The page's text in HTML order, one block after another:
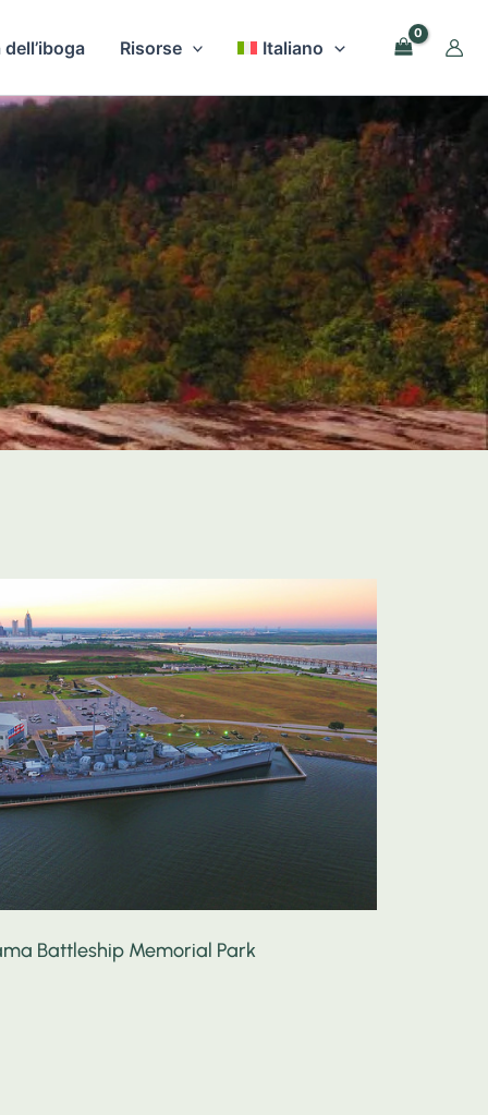
Risorse Italiano
Battleship Memorial Park